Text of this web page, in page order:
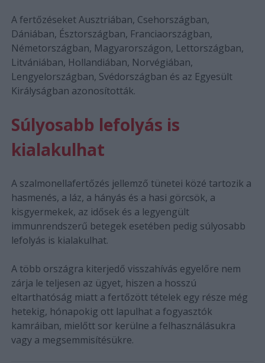
A fertőzéseket Ausztriában, Csehországban,
Dániában, Észtországban, Franciaországban,
Németországban, Magyarországon, Lettországban,
Litvániában, Hollandiában, Norvégiában,
Lengyelországban, Svédországban és az Egyesült
Királyságban azonosították.
Súlyosabb lefolyás is
kialakulhat
A szalmonellafertőzés jellemző tünetei közé tartozik a
hasmenés, a láz, a hányás és a hasi görcsök, a
kisgyermekek, az idősek és a legyengült
immunrendszerű betegek esetében pedig súlyosabb
lefolyás is kialakulhat.
A több országra kiterjedő visszahívás egyelőre nem
zárja le teljesen az ügyet, hiszen a hosszú
eltarthatóság miatt a fertőzött tételek egy része még
hetekig, hónapokig ott lapulhat a fogyasztók
kamráiban, mielőtt sor kerülne a felhasználásukra
vagy a megsemmisítésükre.